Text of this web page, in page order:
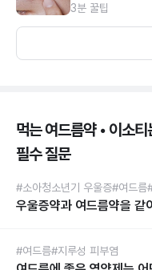
3분 꿀팁
먹는 여드름약 • 이소
필수 질문
#소아청소년기 우울증#여드름
우울증약과 여드름약을 같
#여드름#지루성 피부염